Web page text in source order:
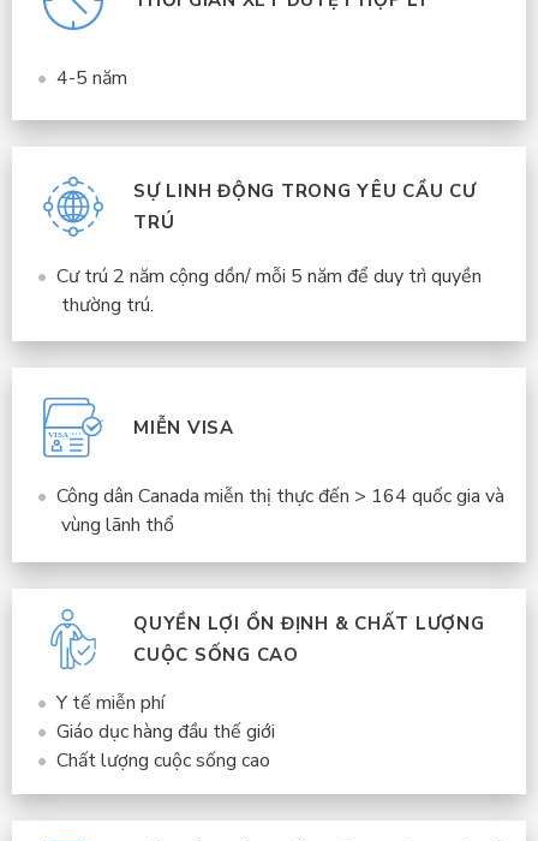
4-5 năm
SỰ LINH ĐỘNG TRONG YÊU CẦU CƯ
TRÚ
Cư trú 2 năm cộng dồn/ mỗi 5 năm để duy trì quyền
thường trú.
MIỄN VISA
Công dân Canada miễn thị thực đến > 164 quốc gia và
vùng lãnh thổ
QUYỀN LỢI ỔN ĐỊNH & CHẤT LƯỢNG
CUỘC SỐNG CAO
Y tế miễn phí
Giáo dục hàng đầu thế giới
Chất lượng cuộc sống cao